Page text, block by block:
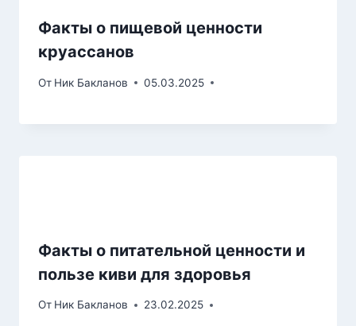
Факты о пищевой ценности
круассанов
От Ник Бакланов 05.03.2025
Факты о питательной ценности и
пользе киви для здоровья
От Ник Бакланов 23.02.2025